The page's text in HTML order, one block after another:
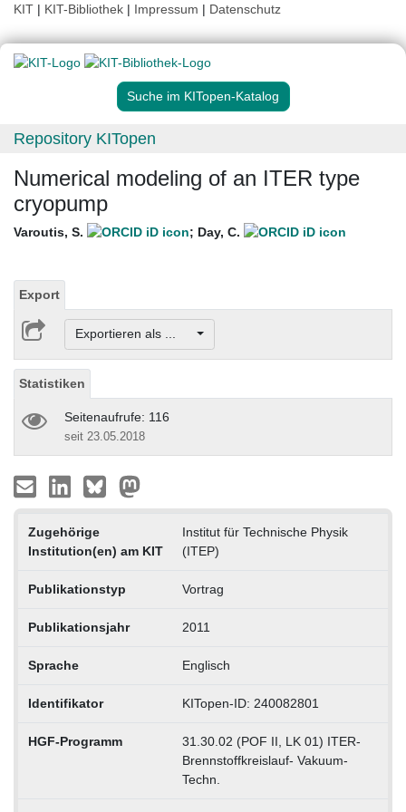
KIT | KIT-Bibliothek | Impressum | Datenschutz
Suche im KITopen-Katalog
Repository KITopen
Numerical modeling of an ITER type
cryopump
Varoutis, S. ; Day, C.
Export
Exportieren als ...
Statistiken
Seitenaufrufe: 116
seit 23.05.2018
Zugehörige
Institution(en) am KIT
Institut für Technische Physik
(ITEP)
Publikationstyp Vortrag
Publikationsjahr 2011
Sprache Englisch
Identifikator KITopen-ID: 240082801
HGF-Programm
31.30.02 (POF II, LK 01) ITER-
Brennstoffkreislauf- Vakuum-
Techn.